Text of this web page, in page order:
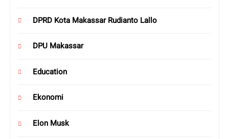
DPRD Kota Makassar Rudianto Lallo
DPU Makassar
Education
Ekonomi
Elon Musk